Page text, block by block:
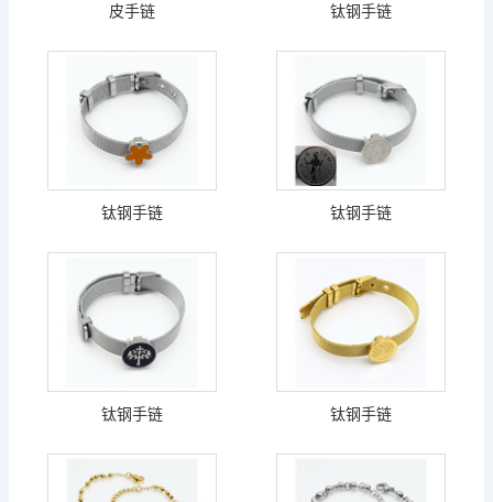
皮手链 钛钢手链
钛钢手链 钛钢手链
钛钢手链 钛钢手链